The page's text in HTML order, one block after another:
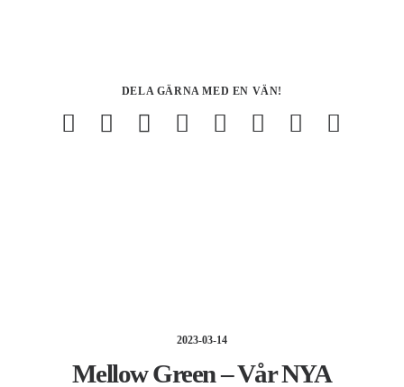
DELA GÄRNA MED EN VÄN!
2023-03-14
Mellow Green – Vår NYA